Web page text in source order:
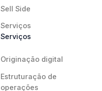
Sell Side
Serviços
Serviços
Originação digital
Estruturação de
operações